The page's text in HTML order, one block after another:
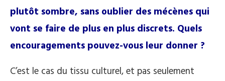
plutôt sombre, sans oublier des mécènes qui
vont se faire de plus en plus discrets. Quels
encouragements pouvez-vous leur donner ?
C’est le cas du tissu culturel, et pas seulement